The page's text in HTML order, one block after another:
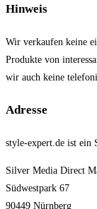
Hinweis
Wir verkaufen keine
Produkte von
wir auch keine
Adresse
style-expert.de ist ein
Silver Media Direct
Südwestpark 67
90449 Nürnberg